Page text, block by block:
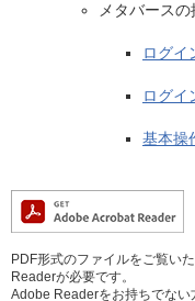
メタバース
ログイ
ログイ
基本操
PDF形式のファイルをご覧い
Readerが必要です。
Adobe Readerをお持ちでない